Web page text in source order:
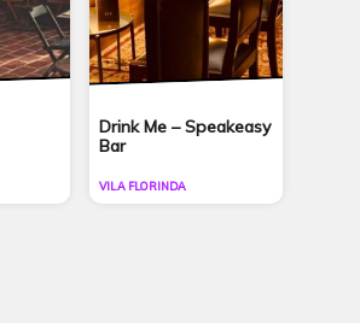
Drink Me – Speakeasy
Bar
VILA FLORINDA